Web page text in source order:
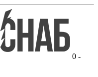
0 -